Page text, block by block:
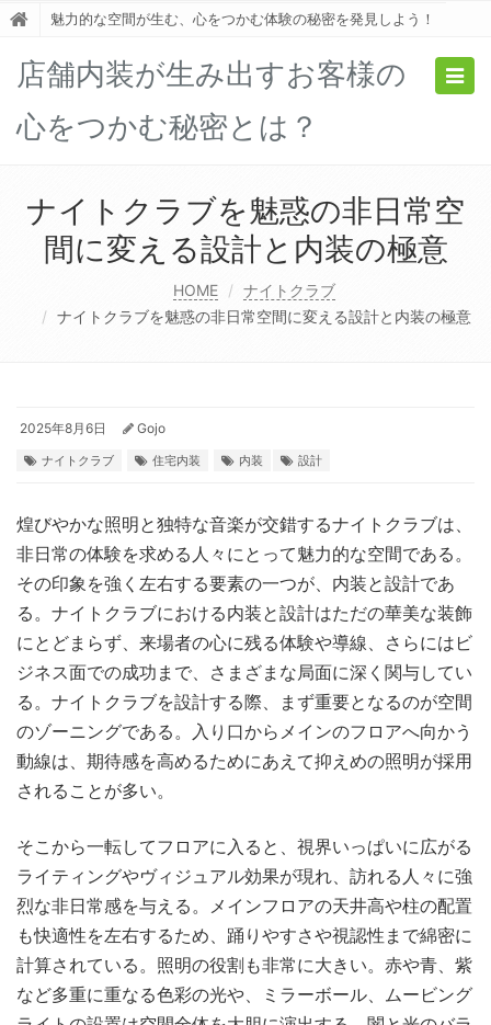
魅力的な空間が生む、心をつかむ体験の秘密を発見しよう！
店舗内装が生み出すお客様の
心をつかむ秘密とは？
ナイトクラブを魅惑の非日常空
間に変える設計と内装の極意
HOME
ナイトクラブ
ナイトクラブを魅惑の非日常空間に変える設計と内装の極意
2025年8月6日 Gojo
ナイトクラブ 住宅内装 内装 設計
煌びやかな照明と独特な音楽が交錯するナイトクラブは、
非日常の体験を求める人々にとって魅力的な空間である。
その印象を強く左右する要素の一つが、内装と設計であ
る。ナイトクラブにおける内装と設計はただの華美な装飾
にとどまらず、来場者の心に残る体験や導線、さらにはビ
ジネス面での成功まで、さまざまな局面に深く関与してい
る。ナイトクラブを設計する際、まず重要となるのが空間
のゾーニングである。入り口からメインのフロアへ向かう
動線は、期待感を高めるためにあえて抑えめの照明が採用
されることが多い。
そこから一転してフロアに入ると、視界いっぱいに広がる
ライティングやヴィジュアル効果が現れ、訪れる人々に強
烈な非日常感を与える。メインフロアの天井高や柱の配置
も快適性を左右するため、踊りやすさや視認性まで綿密に
計算されている。照明の役割も非常に大きい。赤や青、紫
など多重に重なる色彩の光や、ミラーボール、ムービング